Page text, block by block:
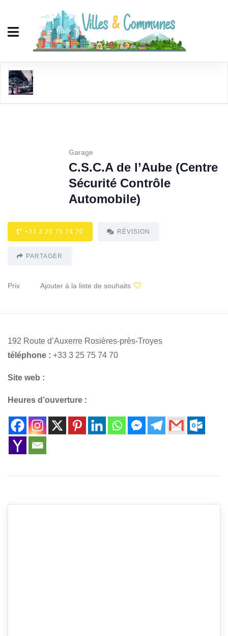
Garage
C.S.C.A de l’Aube (Centre
Sécurité Contrôle
Automobile)
+33 3 25 75 74 70 RÉVISION
PARTAGER
Prix Ajouter à la liste de souhaits
192 Route d’Auxerre Rosières-près-Troyes
téléphone : +33 3 25 75 74 70
Site web :
Heures d’ouverture :